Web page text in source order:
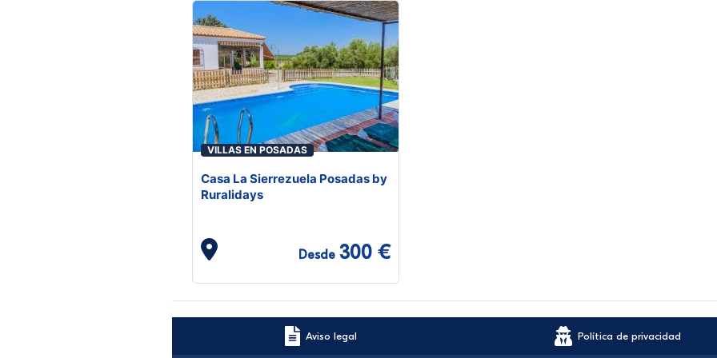
VILLAS EN POSADAS
Casa La Sierrezuela Posadas by
Ruralidays
Desde 300 €
Aviso legal Política de privacidad